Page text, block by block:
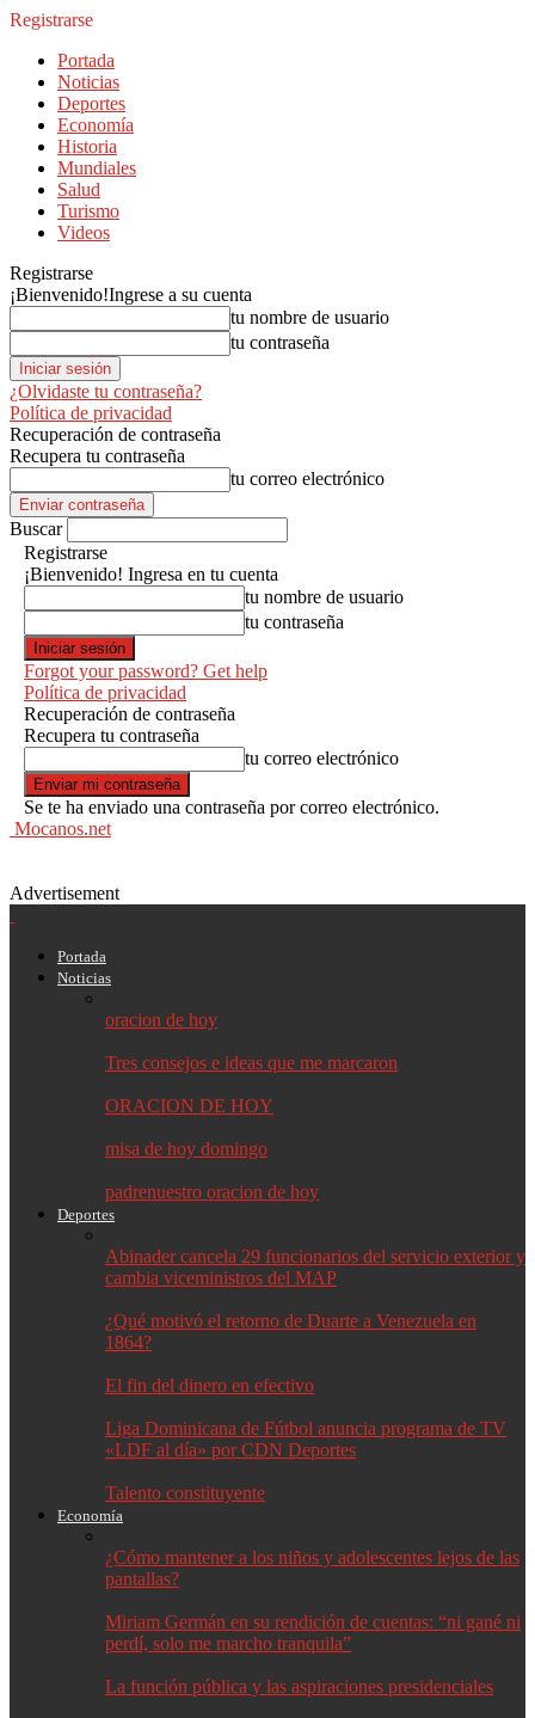
Registrarse
Portada
Noticias
Deportes
Economía
Historia
Mundiales
Salud
Turismo
Videos
Registrarse
¡Bienvenido!Ingrese a su cuenta
tu nombre de usuario
tu contraseña
¿Olvidaste tu contraseña?
Política de privacidad
Recuperación de contraseña
Recupera tu contraseña
tu correo electrónico
Buscar
Registrarse
¡Bienvenido! Ingresa en tu cuenta
tu nombre de usuario
tu contraseña
Forgot your password? Get help
Política de privacidad
Recuperación de contraseña
Recupera tu contraseña
tu correo electrónico
Se te ha enviado una contraseña por correo electrónico.
Mocanos.net
Advertisement
Portada
Noticias
oracion de hoy
Tres consejos e ideas que me marcaron
ORACION DE HOY
misa de hoy domingo
padrenuestro oracion de hoy
Deportes
Abinader cancela 29 funcionarios del servicio exterior y
cambia viceministros del MAP
¿Qué motivó el retorno de Duarte a Venezuela en
1864?
El fin del dinero en efectivo
Liga Dominicana de Fútbol anuncia programa de TV
«LDF al día» por CDN Deportes
Talento constituyente
Economía
¿Cómo mantener a los niños y adolescentes lejos de las
pantallas?
Miriam Germán en su rendición de cuentas: “ni gané ni
perdí, solo me marcho tranquila”
La función pública y las aspiraciones presidenciales